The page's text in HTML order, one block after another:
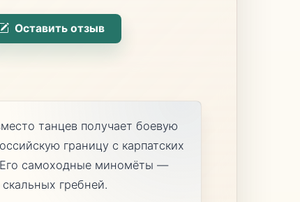
Оставить отзыв
танцев получает боевую
границу с карпатских
Его самоходные миномёты —
гребней.